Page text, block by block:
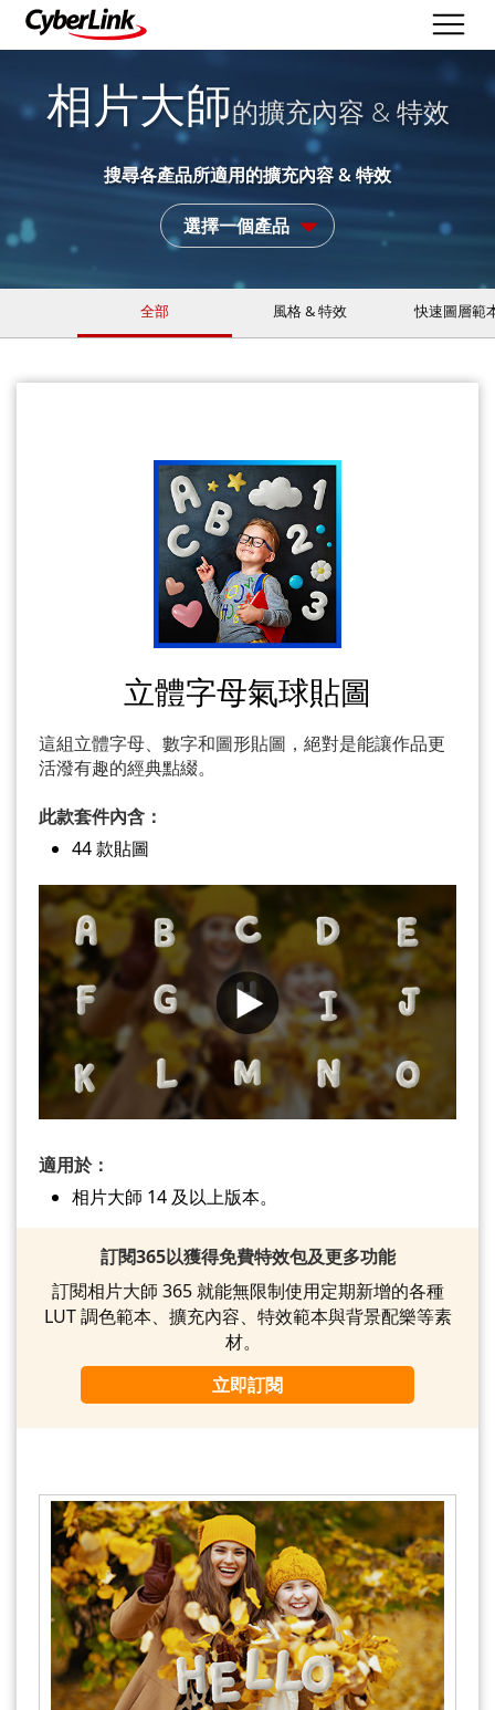
相片大師的擴充內容 & 特效
搜尋各產品所適用的擴充內容 & 特效
選擇一個產品
全部 風格 & 特效 快速圖層範
立體字母氣球貼圖
這組立體字母、數字和圖形貼圖，絕對是能讓作品更
活潑有趣的經典點綴。
此款套件內含：
44 款貼圖
適用於：
相片大師 14 及以上版本。
訂閱365以獲得免費特效包及更多功能
訂閱相片大師 365 就能無限制使用定期新增的各種
LUT 調色範本、擴充內容、特效範本與背景配樂等素
材。
立即訂閱